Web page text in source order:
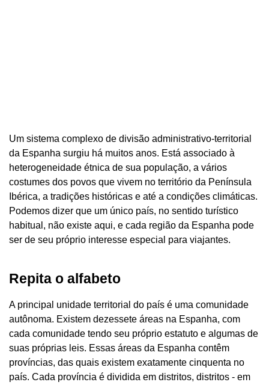
Um sistema complexo de divisão administrativo-territorial
da Espanha surgiu há muitos anos. Está associado à
heterogeneidade étnica de sua população, a vários
costumes dos povos que vivem no território da Península
Ibérica, a tradições históricas e até a condições climáticas.
Podemos dizer que um único país, no sentido turístico
habitual, não existe aqui, e cada região da Espanha pode
ser de seu próprio interesse especial para viajantes.
Repita o alfabeto
A principal unidade territorial do país é uma comunidade
autônoma. Existem dezessete áreas na Espanha, com
cada comunidade tendo seu próprio estatuto e algumas de
suas próprias leis. Essas áreas da Espanha contêm
províncias, das quais existem exatamente cinquenta no
país. Cada província é dividida em distritos, distritos - em